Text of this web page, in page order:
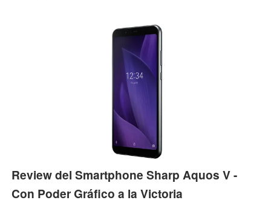
Review del Smartphone Sharp Aquos V -
Con Poder Gráfico a la Victoria